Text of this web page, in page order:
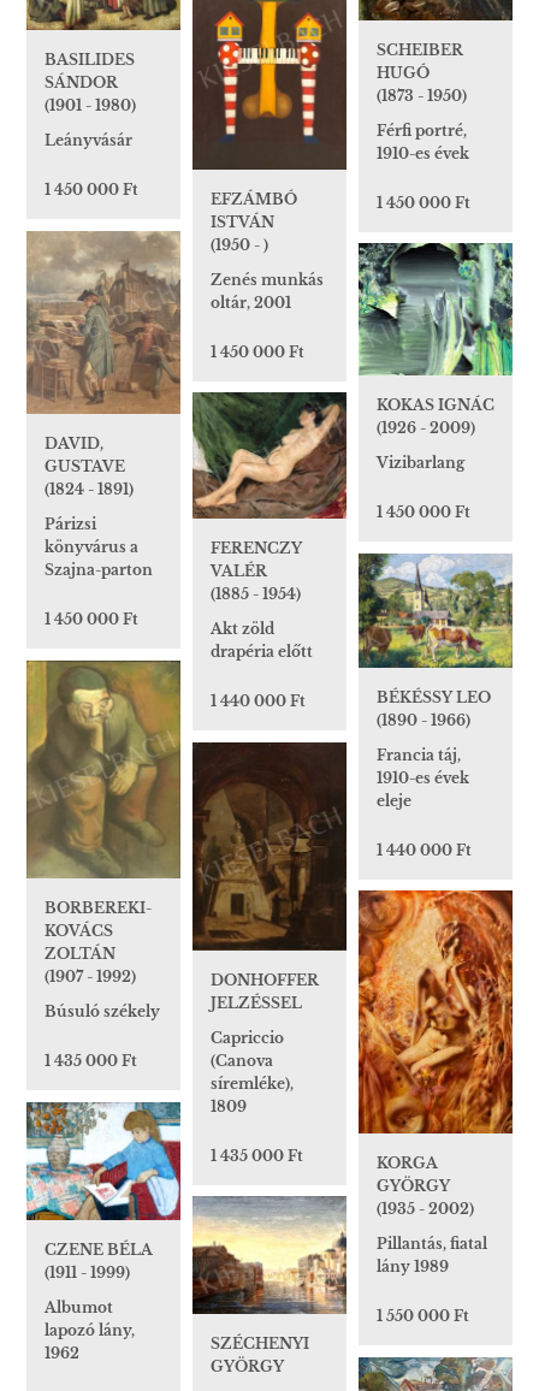
SCHEIBER
HUGÓ
(1873 - 1950)
Férfi portré,
1910-es évek
1 450 000 Ft
BASILIDES
SÁNDOR
(1901 - 1980)
Leányvásár
1 450 000 Ft
EFZÁMBÓ
ISTVÁN
(1950 - )
Zenés munkás
oltár, 2001
1 450 000 Ft
DAVID,
GUSTAVE
(1824 - 1891)
Párizsi
könyvárus a
Szajna-parton
1 450 000 Ft
KOKAS IGNÁC
(1926 - 2009)
Vizibarlang
1 450 000 Ft
FERENCZY
VALÉR
(1885 - 1954)
Akt zöld
drapéria előtt
1 440 000 Ft
BÉKÉSSY LEO
(1890 - 1966)
Francia táj,
1910-es évek
eleje
1 440 000 Ft
BORBEREKI-
KOVÁCS
ZOLTÁN
(1907 - 1992)
Búsuló székely
1 435 000 Ft
DONHOFFER
JELZÉSSEL
Capriccio
(Canova
síremléke),
1809
1 435 000 Ft
KORGA
GYÖRGY
(1935 - 2002)
Pillantás, fiatal
lány 1989
1 550 000 Ft
CZENE BÉLA
(1911 - 1999)
Albumot
lapozó lány,
1962
SZÉCHENYI
GYÖRGY